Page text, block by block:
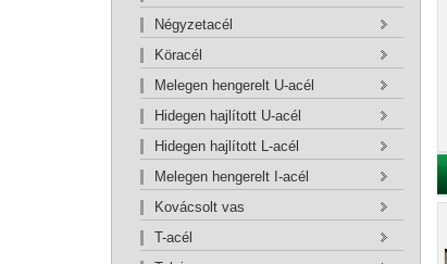
Négyzetacél
Köracél
Melegen hengerelt U-acél
Hidegen hajlított U-acél
Hidegen hajlított L-acél
Melegen hengerelt I-acél
Kovácsolt vas
T-acél